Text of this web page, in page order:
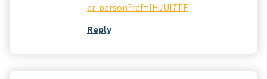
er-person?ref=IHJUI7TF
Reply